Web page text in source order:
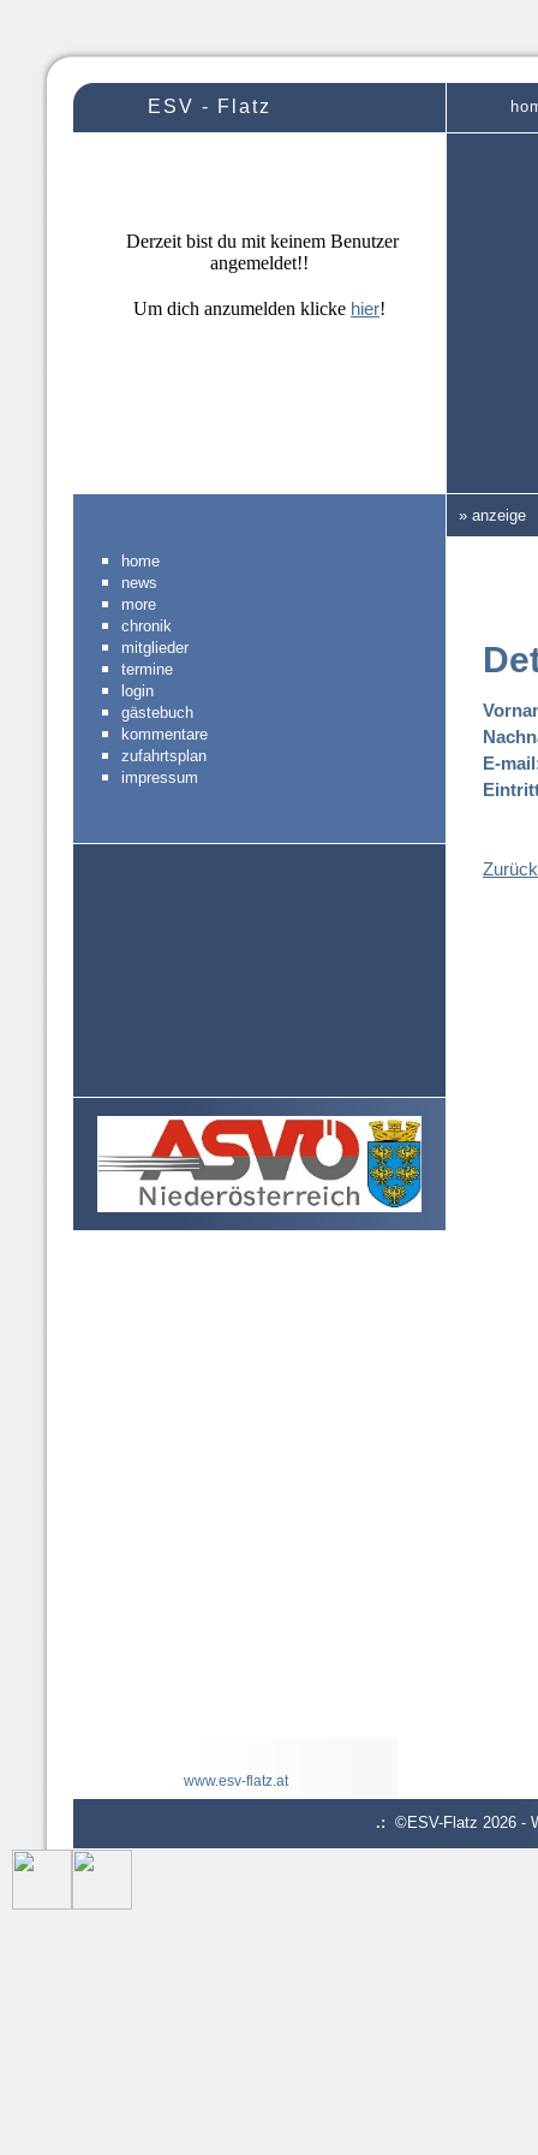
ESV - Flatz
Derzeit bist du mit keinem Benutzer
angemeldet!!
Um dich anzumelden klicke hier!
home
news
more
chronik
mitglieder
termine
login
gästebuch
kommentare
zufahrtsplan
impressum
» anzeige
E-
www.esv-flatz.at
.: ©ESV-Flatz 2026 -